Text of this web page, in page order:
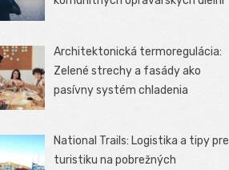
Architektonická termoregulácia:
Zelené strechy a fasády ako
pasívny systém chladenia
National Trails: Logistika a tipy pre
turistiku na pobrežných